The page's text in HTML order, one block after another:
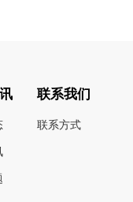
联系我们
联系方式